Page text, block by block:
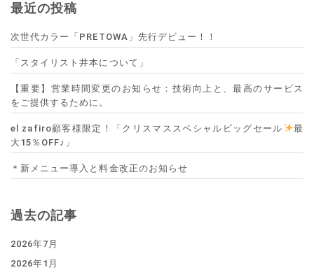
最近の投稿
次世代カラー「PRETOWA」先行デビュー！！
「スタイリスト井本について」
【重要】営業時間変更のお知らせ：技術向上と、最高のサービス
をご提供するために。
el zafiro顧客様限定！「クリスマススペシャルビッグセール
最
大15％OFF♪」
＊新メニュー導入と料金改正のお知らせ
過去の記事
2026年7月
2026年1月